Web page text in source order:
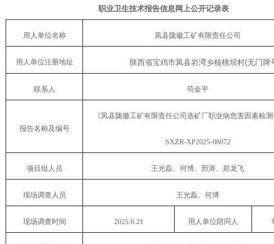
职业卫生技术报告信息网上公开记录表
用人单位名称 凤县陇徽工矿有限责任公司
用人单位注册地址 陕西省宝鸡市凤县岩湾乡核桃坝村(无门牌
联系人 苟金平
报告名称及编号
《凤县陇徽工矿有限责任公司选矿厂职业病危害因素检测
SXZR-XP2025-06072
项目组人员 王光磊、何博、邢涛、郑龙飞
现场调查人员 王光磊、何博
现场调查时间 2025.6.21 用人单位陪同人